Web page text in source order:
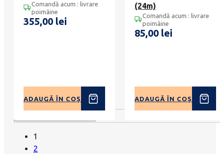
Comandă acum : livrare
poimâine
355,00 lei
ADAUGĂ ÎN COȘ
(24m)
Comandă acum : livrare
poimâine
85,00 lei
ADAUGĂ ÎN COȘ
1
2